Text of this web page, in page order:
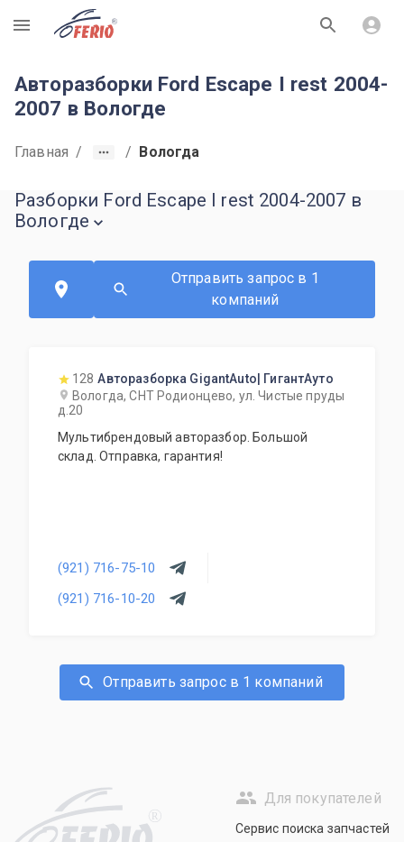
R
Авторазборки Ford Escape I rest 2004-
2007 в Вологде
Главная / / Вологда
Разборки Ford Escape I rest 2004-2007 в
Вологде
Отправить запрос в 1
компаний
128 Авторазборка GigantAuto| ГигантАуто
Вологда, СНТ Родионцево, ул. Чистые пруды
д.20
Мультибрендовый авторазбор. Большой
склад. Отправка, гарантия!
(921) 716-75-10
(921) 716-10-20
Отправить запрос в 1 компаний
R
Для покупателей
Сервис поиска запчастей